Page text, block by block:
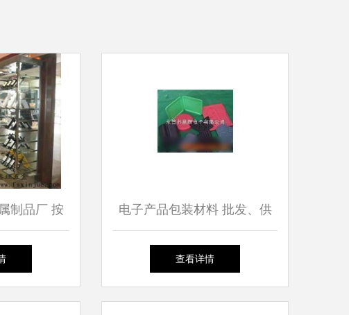
制品厂 按
现不锈钢酒
电子产品包装材料 批发、供
应与厂家网络全解析
查看详情